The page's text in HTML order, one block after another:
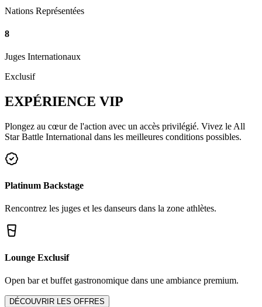
Nations Représentées
8
Juges Internationaux
Exclusif
EXPÉRIENCE VIP
Plongez au cœur de l'action avec un accès privilégié. Vivez le All
Star Battle International dans les meilleures conditions possibles.
Platinum Backstage
Rencontrez les juges et les danseurs dans la zone athlètes.
Lounge Exclusif
Open bar et buffet gastronomique dans une ambiance premium.
DÉCOUVRIR LES OFFRES